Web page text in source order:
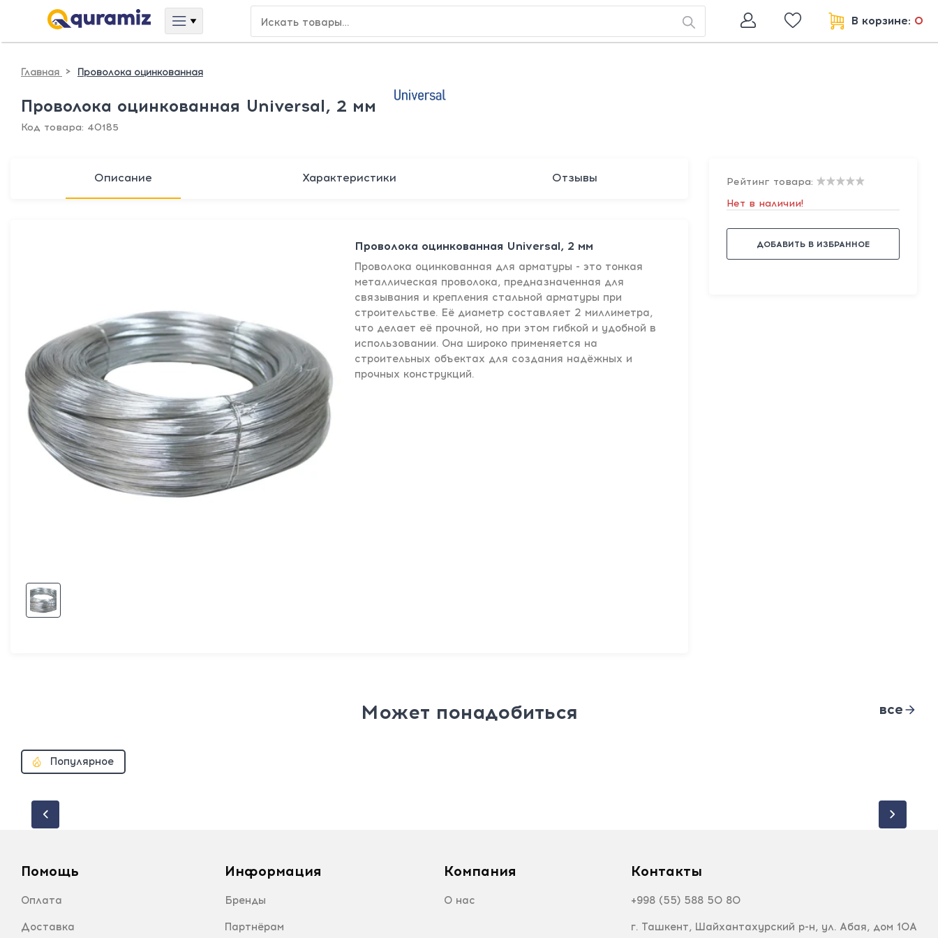
В корзине: 0
Главная > Проволока оцинкованная
Проволока оцинкованная Universal, 2 мм
Код товара: 40185
Описание Характеристики Отзывы
Проволока оцинкованная Universal, 2 мм
Проволока оцинкованная для арматуры - это тонкая
металлическая проволока, предназначенная для
связывания и крепления стальной арматуры при
строительстве. Её диаметр составляет 2 миллиметра,
что делает её прочной, но при этом гибкой и удобной в
использовании. Она широко применяется на
строительных объектах для создания надёжных и
прочных конструкций.
Рейтинг товара:
Нет в наличии!
ДОБАВИТЬ В ИЗБРАННОЕ
Может понадобиться все
Популярное
Помощь
Оплата
Доставка
Информация
Бренды
Партнёрам
Компания
О нас
Контакты
+998 (55) 588 50 80
г. Ташкент, Шайхантахурский р-н, ул. Абая, дом 10А